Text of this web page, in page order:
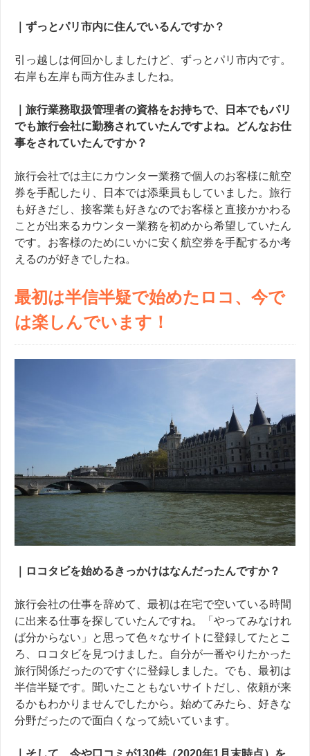
｜ずっとパリ市内に住んでいるんですか？
引っ越しは何回かしましたけど、ずっとパリ市内です。
右岸も左岸も両方住みましたね。
｜旅行業務取扱管理者の資格をお持ちで、日本でもパリ
でも旅行会社に勤務されていたんですよね。どんなお仕
事をされていたんですか？
旅行会社では主にカウンター業務で個人のお客様に航空
券を手配したり、日本では添乗員もしていました。旅行
も好きだし、接客業も好きなのでお客様と直接かかわる
ことが出来るカウンター業務を初めから希望していたん
です。 お客様のためにいかに安く航空券を手配するか考
えるのが好きでしたね。
最初は半信半疑で始めたロコ、今で
は楽しんでいます！
｜ロコタビを始めるきっかけはなんだったんですか？
旅行会社の仕事を辞めて、最初は在宅で空いている時間
に出来る仕事を探していたんですね。「やってみなけれ
ば分からない」と思って色々なサイトに登録してたとこ
ろ、ロコタビを見つけました。
自分が一番やりたかった
旅行関係だったのですぐに登録しました。でも、最初は
半信半疑です。聞いたこともないサイトだし、依頼が来
るかもわかりませんでしたから。始めてみたら、好きな
分野だったので面白くなって続いています。